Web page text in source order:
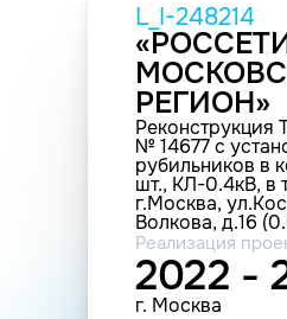
L_I-248214
РЕГИОН»
№ 14677 с
рубильников в
шт., КЛ-0.4кВ, в
г.Москва,
Волкова, д.16
(прочие))
Реализация
2022 -
г. Москва